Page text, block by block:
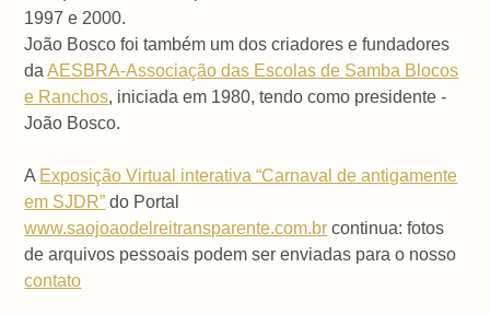
1997 e 2000.
João Bosco foi também um dos criadores e fundadores
daAESBRA-Associação das Escolas de Samba Blocos
e Ranchos, iniciada em 1980, tendo como presidente -
João Bosco.
A Exposição Virtual interativa “Carnaval de antigamente
em SJDR” do Portal
www.saojoaodelreitransparente.com.br continua: fotos
de arquivos pessoais podem ser enviadas para o nosso
contato